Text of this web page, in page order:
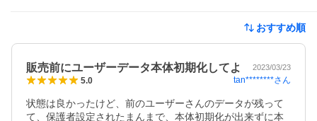
おすすめ順
販売前にユーザーデータ本体初期化してよ 2023/03/23
5.0 tan********さん
状態は良かったけど、前のユーザーさんのデータが残って
て、保護者設定されたまんまで、本体初期化が出来ずに本